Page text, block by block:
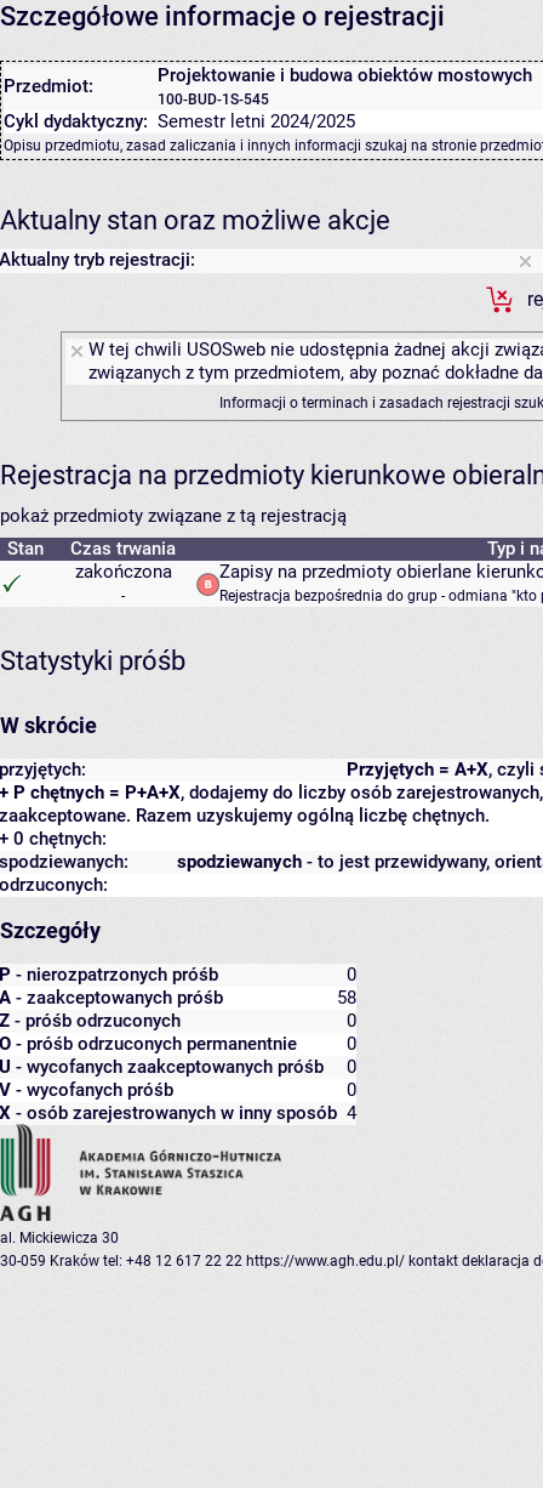
Szczegółowe informacje o rejestracji
Przedmiot: Projektowanie i budowa obiektów mostowych
100-BUD-1S-545
Cykl dydaktyczny: Semestr letni 2024/2025
Opisu przedmiotu, zasad zaliczania i innych informacji szukaj na stronie
Aktualny stan oraz możliwe akcje
Aktualny tryb rejestracji:
W tej chwili USOSweb nie udostępnia żadnej akcji
związanych z tym przedmiotem, aby poznać dokładne
Informacji o terminach i zasadach rejestracji
Rejestracja na przedmioty kierunkowe
pokaż przedmioty związane z tą rejestracją
Stan
Czas trwania
Typ i
zakończona
-
Zapisy na przedmioty obierlane
Rejestracja bezpośrednia do grup - odmiana "kto
Statystyki próśb
W skrócie
Przyjętych = A+X, czyli
przyjętych:
+ P chętnych = P+A+X, dodajemy do liczby osób
zaakceptowane. Razem uzyskujemy ogólną liczbę chętnych.
+ 0 chętnych:
spodziewanych - to jest przewidywany,
spodziewanych:
odrzuconych:
Szczegóły
P - nierozpatrzonych próśb
0
A - zaakceptowanych próśb
58
Z - próśb odrzuconych
0
O - próśb odrzuconych permanentnie
0
U - wycofanych zaakceptowanych próśb
0
V - wycofanych próśb
0
X - osób zarejestrowanych w inny sposób 4
al. Mickiewicza 30
30-059 Kraków tel: +48 12 617 22 22 https://www.agh.edu.pl/ kontakt deklaracja